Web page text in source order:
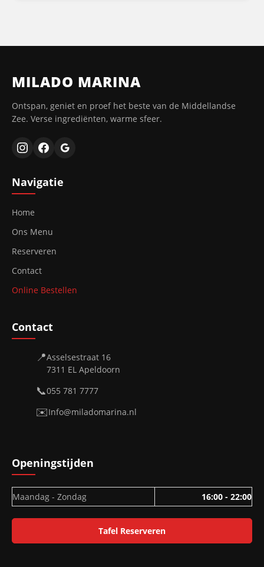
MILADO MARINA
Ontspan, geniet en proef het beste van de Middellandse
Zee. Verse ingrediënten, warme sfeer.
Navigatie
Home
Ons Menu
Reserveren
Contact
Online Bestellen
Contact
📍Asselsestraat 16
7311 EL Apeldoorn
📞055 781 7777
✉️Info@miladomarina.nl
Openingstijden
Maandag - Zondag 16:00 - 22:00
Tafel Reserveren